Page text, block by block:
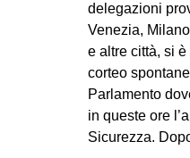
delegazioni
Venezia,
e altre città, si
corteo
Parlamento
in queste ore
Sicurezza.